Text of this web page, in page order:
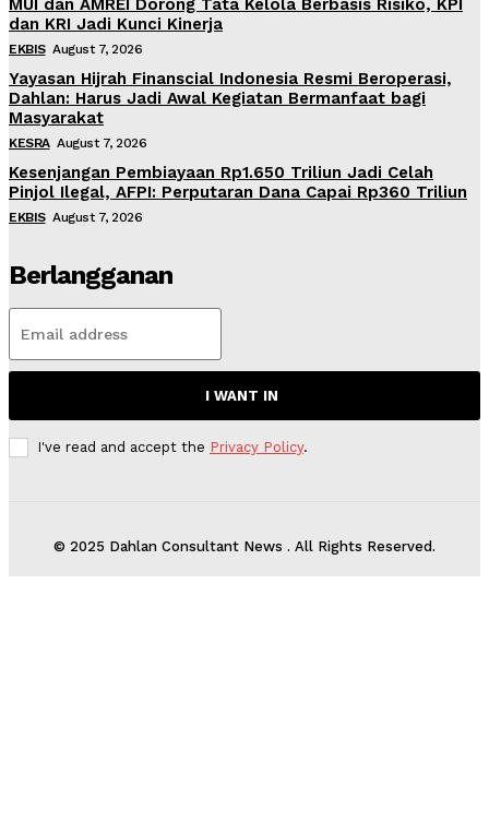
MUI dan AMREI Dorong Tata Kelola Berbasis Risiko, KPI
dan KRI Jadi Kunci Kinerja
EKBIS August 7, 2026
Yayasan Hijrah Finanscial Indonesia Resmi Beroperasi,
Dahlan: Harus Jadi Awal Kegiatan Bermanfaat bagi
Masyarakat
KESRA August 7, 2026
Kesenjangan Pembiayaan Rp1.650 Triliun Jadi Celah
Pinjol Ilegal, AFPI: Perputaran Dana Capai Rp360 Triliun
EKBIS August 7, 2026
Berlangganan
I WANT IN
I've read and accept the Privacy Policy.
© 2025 Dahlan Consultant News . All Rights Reserved.